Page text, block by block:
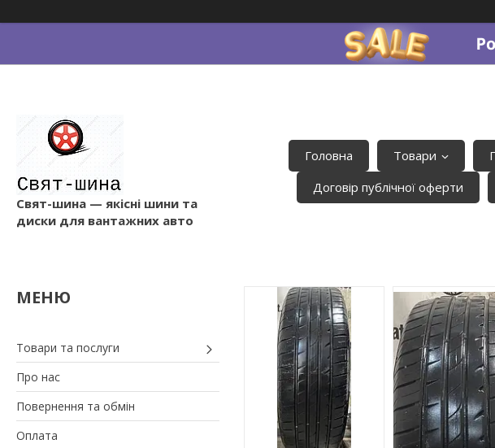
Свят-шина — якісні шини та
диски для вантажних авто
Головна Товари
Договір публічної оферти
Товари та послуги
Про нас
Повернення та обмін
Оплата